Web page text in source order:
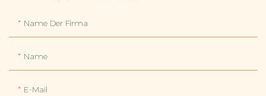
Name Der Firma
Name
E-Mail